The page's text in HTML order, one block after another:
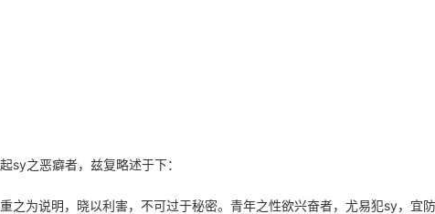
sy之恶癖者，兹复略述于下：
之为说明，晓以利害，不可过于秘密。青年之性欲兴奋者，尤易犯sy，宜